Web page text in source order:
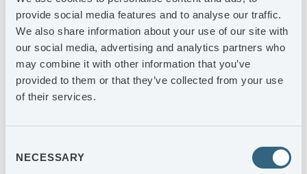
provide social media features and to analyse our traffic.
We also share information about your use of our site with
our social media, advertising and analytics partners who
may combine it with other information that you’ve
provided to them or that they’ve collected from your use
of their services.
Selection
NECESSARY
North Premier Growth Market under kortnamnet AGES B
och företagets Certified Advisor är Eminova
Fondkommisson AB, adviser@eminova.se, +46 (0) 8
684 211 10.
Informationen lämnades, genom ovanstående
10:00 CET